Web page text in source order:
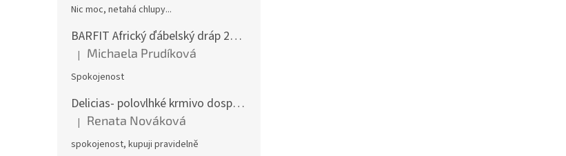
Nic moc, netahá chlupy...
BARFIT Africký ďábelský dráp 250g
Hodnocení produktu je 5 z 5 hvězdiček.
| Michaela Prudíková
Spokojenost
Delicias- polovlhké krmivo dospělý pes 3Kg
Hodnocení produktu je 5 z 5 hvězdiček.
| Renata Nováková
spokojenost, kupuji pravidelně